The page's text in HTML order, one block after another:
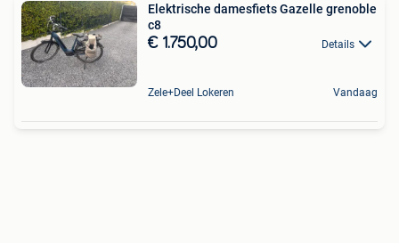
Elektrische damesfiets Gazelle grenoble
c8
€ 1.750,00 Details
Zele+Deel Lokeren Vandaag